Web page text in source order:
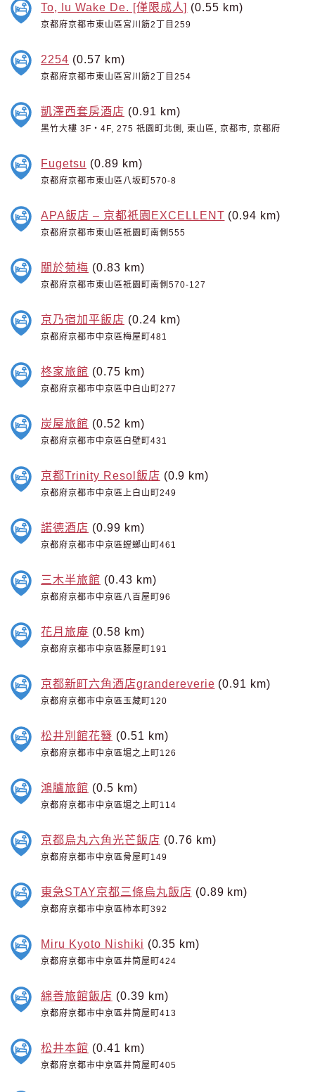
To, Iu Wake De. [僅限成人] (0.55 km)
京都府京都市東山區宮川筋2丁目259
2254 (0.57 km)
京都府京都市東山區宮川筋2丁目254
凱澤西套房酒店 (0.91 km)
黑竹大樓 3F・4F, 275 祇園町北側, 東山區, 京都市, 京都府
Fugetsu (0.89 km)
京都府京都市東山區八坂町570-8
APA飯店 – 京都祇園EXCELLENT (0.94 km)
京都府京都市東山區祇園町南側555
關於菊梅 (0.83 km)
京都府京都市東山區祇園町南側570-127
京乃宿加平飯店 (0.24 km)
京都府京都市中京區梅屋町481
柊家旅館 (0.75 km)
京都府京都市中京區中白山町277
炭屋旅館 (0.52 km)
京都府京都市中京區白壁町431
京都Trinity Resol飯店 (0.9 km)
京都府京都市中京區上白山町249
諾德酒店 (0.99 km)
京都府京都市中京區螳螂山町461
三木半旅館 (0.43 km)
京都府京都市中京區八百屋町96
花月旅庵 (0.58 km)
京都府京都市中京區滕屋町191
京都新町六角酒店grandereverie (0.91 km)
京都府京都市中京區玉藏町120
松井別館花簪 (0.51 km)
京都府京都市中京區堀之上町126
鴻臚旅館 (0.5 km)
京都府京都市中京區堀之上町114
京都烏丸六角光芒飯店 (0.76 km)
京都府京都市中京區骨屋町149
東急STAY京都三條烏丸飯店 (0.89 km)
京都府京都市中京區柿本町392
Miru Kyoto Nishiki (0.35 km)
京都府京都市中京區井筒屋町424
綿善旅館飯店 (0.39 km)
京都府京都市中京區井筒屋町413
松井本館 (0.41 km)
京都府京都市中京區井筒屋町405